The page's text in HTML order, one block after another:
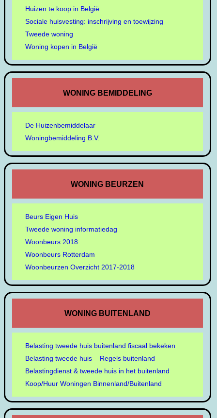
Huizen te koop in België
Sociale huisvesting: inschrijving en toewijzing
Tweede woning
Woning kopen in België
WONING BEMIDDELING
De Huizenbemiddelaar
Woningbemiddeling B.V.
WONING BEURZEN
Beurs Eigen Huis
Tweede woning informatiedag
Woonbeurs 2018
Woonbeurs Rotterdam
Woonbeurzen Overzicht 2017-2018
WONING BUITENLAND
Belasting tweede huis buitenland fiscaal bekeken
Belasting tweede huis – Regels buitenland
Belastingdienst & tweede huis in het buitenland
Koop/Huur Woningen Binnenland/Buitenland